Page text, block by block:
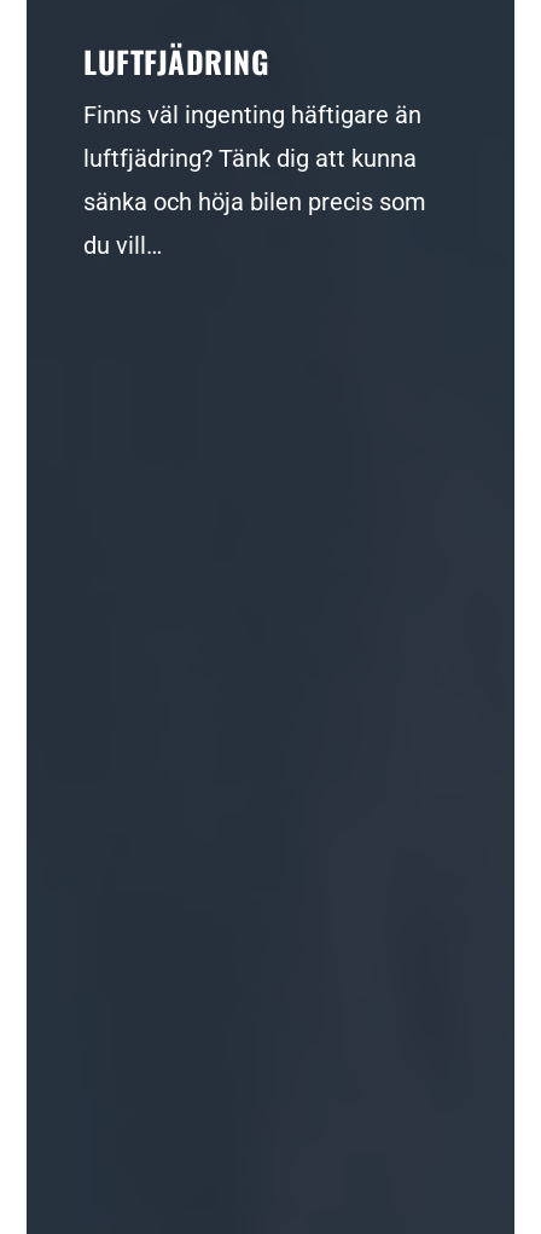
LUFTFJÄDRING
Finns väl ingenting häftigare än
luftfjädring? Tänk dig att kunna
sänka och höja bilen precis som
du vill…